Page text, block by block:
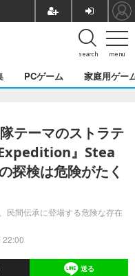
menu
search
PCゲーム 家庭用ゲー
テーマのストラテ
』Stea
探検は危険がたく
民間伝承に登場する危険な存在
22:00
送る